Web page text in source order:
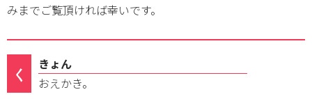
みまでご覧頂ければ幸いです。
く
きょん
おえかき。